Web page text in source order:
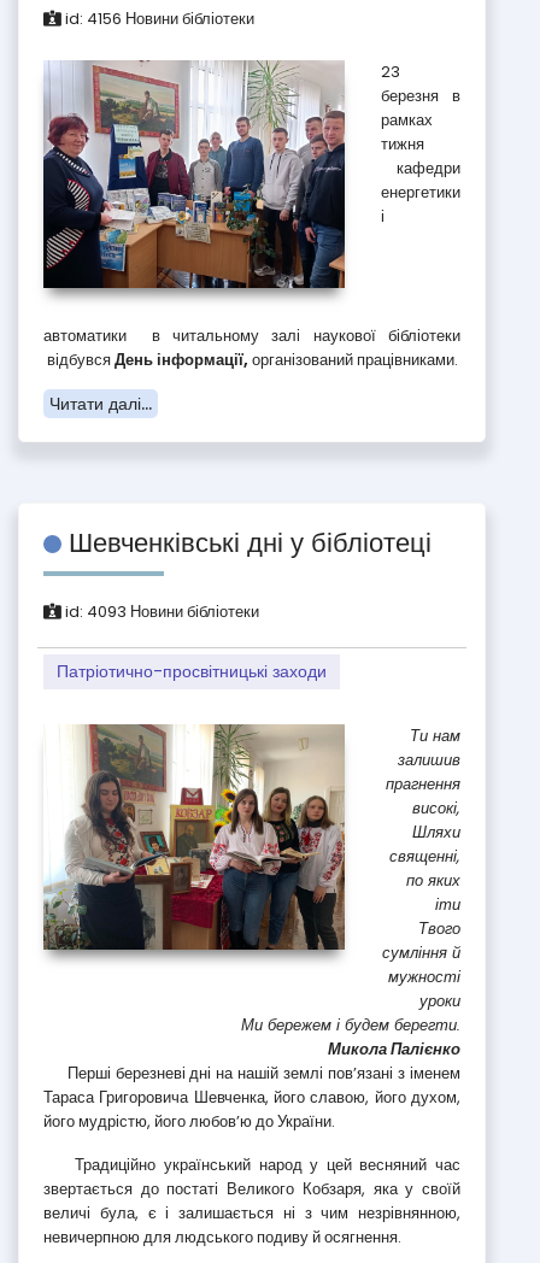
id: 4156 Новини бібліотеки
23
березня в
рамках
тижня
кафедри
енергетики
і
автоматики в читальному залі наукової бібліотеки
відбувсяДень інформації, організований працівниками.
Читати далі...
Шевченківські дні у бібліотеці
id: 4093 Новини бібліотеки
Патріотично-просвітницькі заходи
Ти нам
залишив
прагнення
високі,
Шляхи
священні,
по яких
іти
Твого
сумління й
мужності
уроки
Ми бережем і будем берегти.
Микола Палієнко
Перші березневі дні на нашій землі пов’язані з іменем
Тараса Григоровича Шевченка, його славою, його духом,
його мудрістю, його любов’ю до України.
Традиційно український народ у цей весняний час
звертається до постаті Великого Кобзаря, яка у своїй
величі була, є і залишається ні з чим незрівнянною,
невичерпною для людського подиву й осягнення.